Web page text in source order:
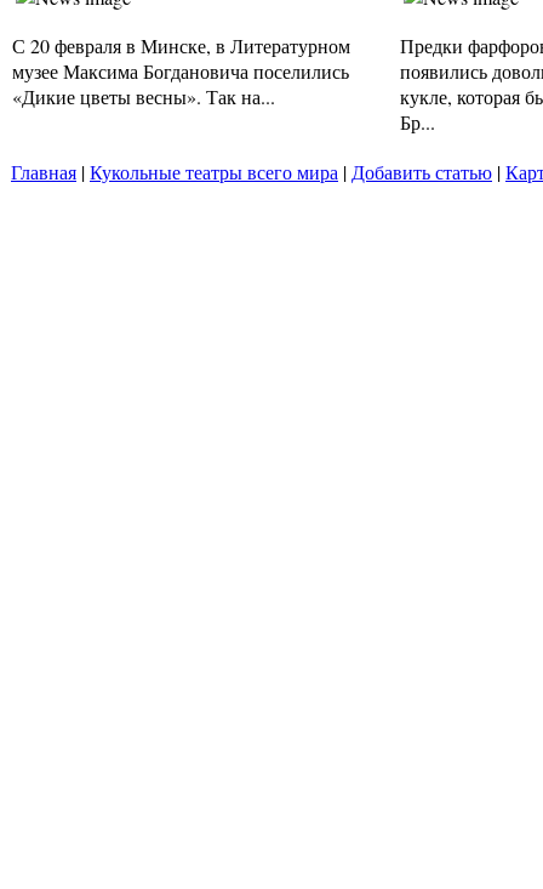
С 20 февраля в Минске, в Литературном
музее Максима Богдановича поселились
«Дикие цветы весны». Так на...
Предки
появились
кукле, которая
Бр...
Главная |Кукольные театры всего мира | Добавить статью |